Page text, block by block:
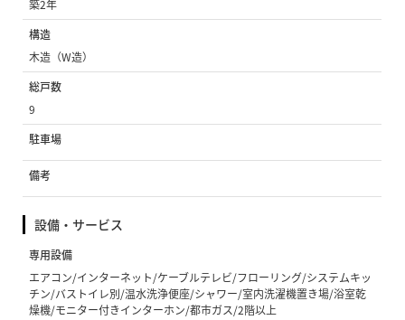
築2年
構造
木造（W造）
総戸数
9
駐車場
備考
設備・サービス
専用設備
エアコン/インターネット/ケーブルテレビ/フローリング/システムキッ
チン/バストイレ別/温水洗浄便座/シャワー/室内洗濯機置き場/浴室乾
燥機/モニター付きインターホン/都市ガス/2階以上